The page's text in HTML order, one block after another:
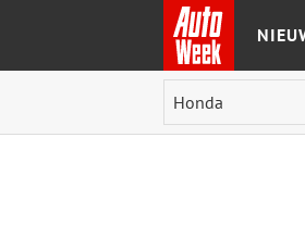
Ga naar de inhoud